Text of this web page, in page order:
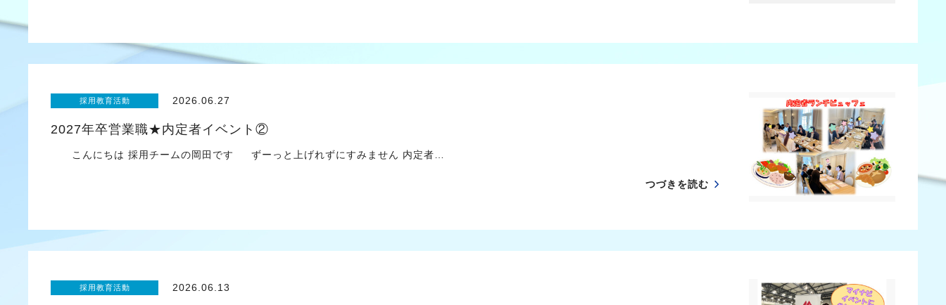
採用教育活動 2026.06.27
2027年卒営業職★内定者イベント②
こんにちは 採用チームの岡田です ずーっと上げれずにすみません 内定者…
つづきを読む
採用教育活動 2026.06.13